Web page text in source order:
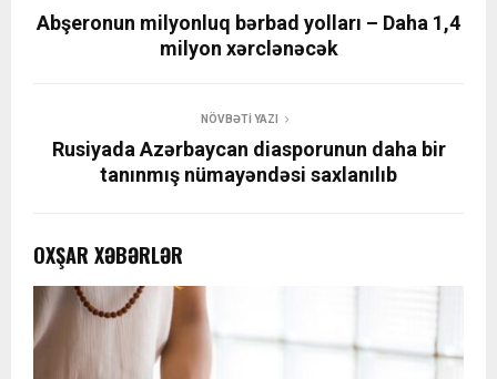
Abşeronun milyonluq bərbad yolları – Daha 1,4
milyon xərclənəcək
NÖVBƏTI YAZI
Rusiyada Azərbaycan diasporunun daha bir
tanınmış nümayəndəsi saxlanılıb
OXŞAR XƏBƏRLƏR